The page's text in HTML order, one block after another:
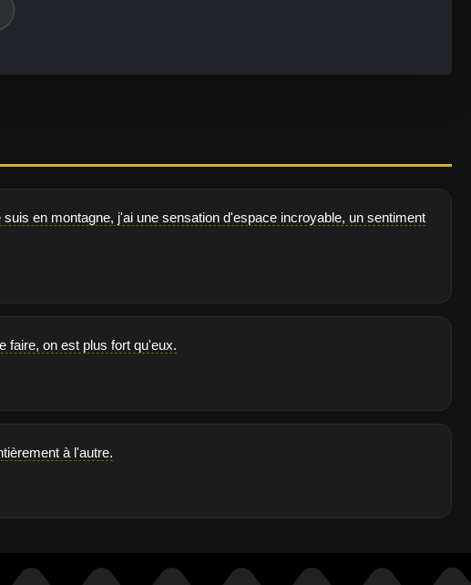
en montagne, j'ai une sensation d'espace incroyable, un sentiment
faire, on est plus fort qu'eux.
à l'autre.